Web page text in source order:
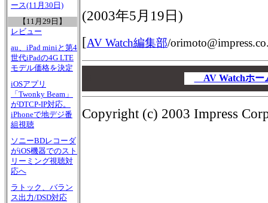
ース(11月30日)
【11月29日】
レビュー
au、iPad miniと第4
世代iPadの4G LTE
モデル価格を決定
iOSアプリ
「Twonky Beam」
がDTCP-IP対応。
iPhoneで地デジ番
組視聴
ソニーBDレコーダ
がiOS機器でのスト
リーミング視聴対
応へ
ラトック、バラン
ス出力/DSD対応
(2003年5月19日)
[AV Watch編集部/
AV Watchホ
Copyright (c) 2003 Impress